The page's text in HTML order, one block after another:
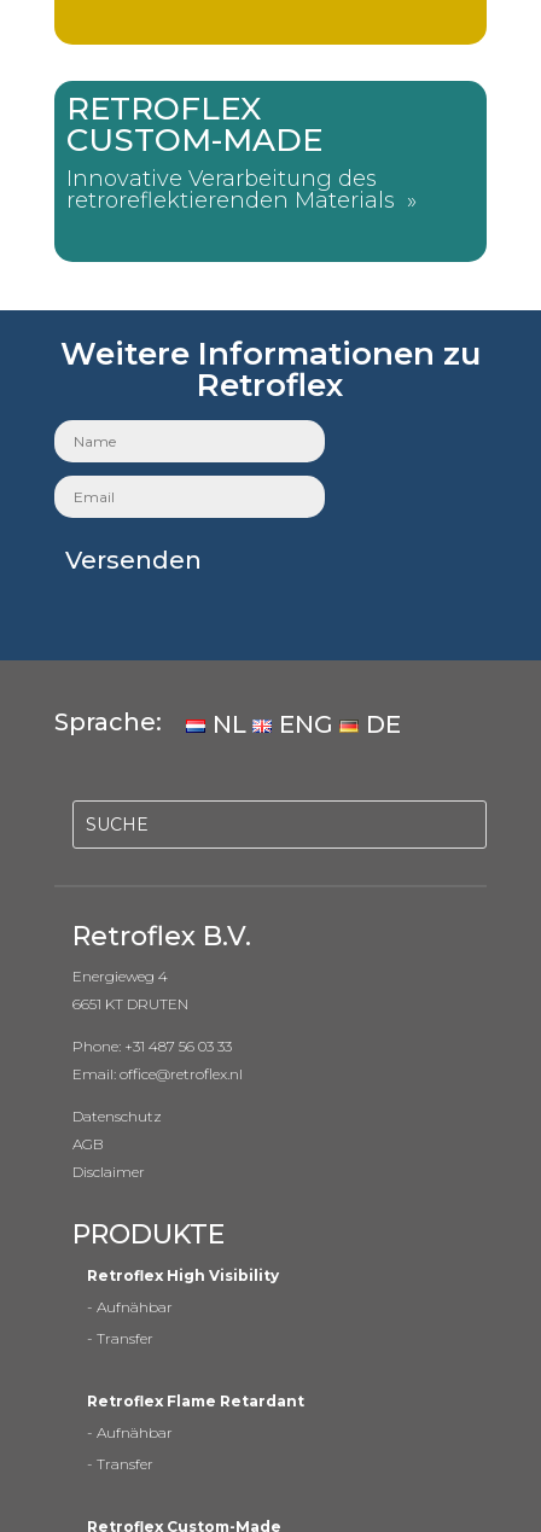
RETROFLEX
CUSTOM-MADE
Innovative Verarbeitung des
retroreflektierenden Materials »
Weitere Informationen zu
Retroflex
Versenden
Sprache: NL ENG DE
Retroflex B.V.
Energieweg 4
6651 KT DRUTEN
Phone: +31 487 56 03 33
Email: office@retroflex.nl
Datenschutz
AGB
Disclaimer
PRODUKTE
Retroflex High Visibility
- Aufnähbar
- Transfer
Retroflex Flame Retardant
- Aufnähbar
- Transfer
Retroflex Custom-Made